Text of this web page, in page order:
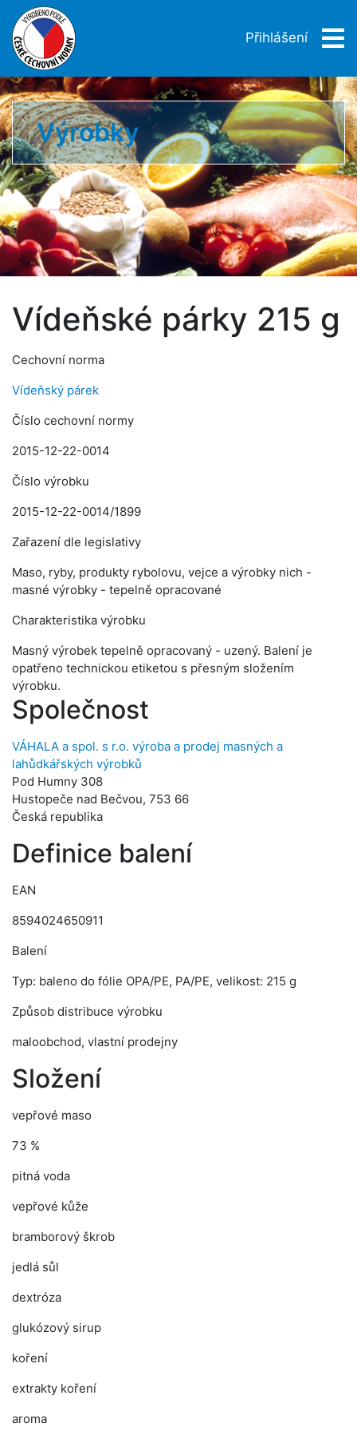
Přihlášení
Výrobky
Vídeňské párky 215 g
Cechovní norma
Vídeňský párek
Číslo cechovní normy
2015-12-22-0014
Číslo výrobku
2015-12-22-0014/1899
Zařazení dle legislativy
Maso, ryby, produkty rybolovu, vejce a výrobky nich -
masné výrobky - tepelně opracované
Charakteristika výrobku
Masný výrobek tepelně opracovaný - uzený. Balení je
opatřeno technickou etiketou s přesným složením
výrobku.
Společnost
VÁHALA a spol. s r.o. výroba a prodej masných a
lahůdkářských výrobků
Pod Humny 308
Hustopeče nad Bečvou, 753 66
Česká republika
Definice balení
EAN
8594024650911
Balení
Typ: baleno do fólie OPA/PE, PA/PE, velikost: 215 g
Způsob distribuce výrobku
maloobchod, vlastní prodejny
Složení
vepřové maso
73 %
pitná voda
vepřové kůže
bramborový škrob
jedlá sůl
dextróza
glukózový sirup
koření
extrakty koření
aroma